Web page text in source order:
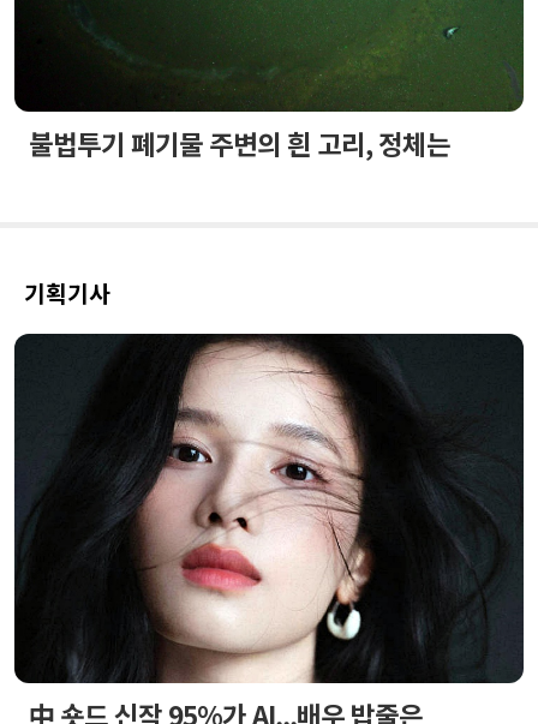
불법투기 폐기물 주변의 흰 고리, 정체는
기획기사
中 숏드 신작 95%가 AI...배우 밥줄은